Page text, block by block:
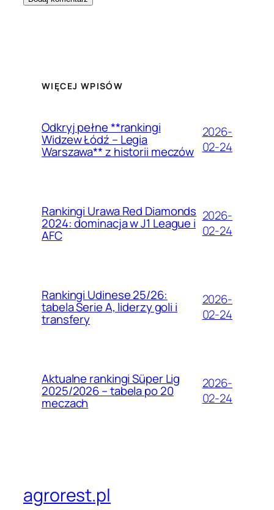
WIĘCEJ WPISÓW
Odkryj pełne **rankingi
Widzew Łódź – Legia
Warszawa** z historii meczów
2026-
02-24
Rankingi Urawa Red Diamonds
2024: dominacja w J1 League i
AFC
2026-
02-24
Rankingi Udinese 25/26:
tabela Serie A, liderzy goli i
transfery
2026-
02-24
Aktualne rankingi Süper Lig
2025/2026 – tabela po 20
meczach
2026-
02-24
agrorest.pl